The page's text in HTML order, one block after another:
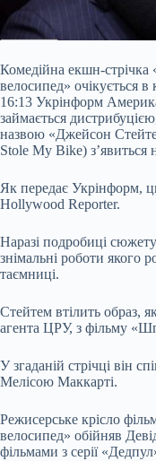
Комедійна екшн-
велосипед» очікується в
16:13 Укрінформ
займається
назвою «Джейсон
Stole My Bike) з’явиться
Як передає Укрінформ,
Hollywood Reporter.
Наразі подробиці
знімальні роботи якого
таємниці.
Стейтем втілить образ,
агента ЦРУ, з фільму
У згаданій стрічці він
Мелісою Маккарті.
Режисерське крісло
велосипед» обійняв
фільмами з серії